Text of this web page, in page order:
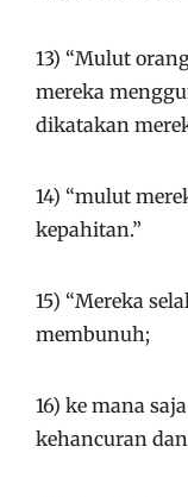
13) “Mulut
mereka
dikatakan
14) “mulut
kepahitan.”
15) “Mereka
membunuh;
16) ke mana
kehancuran